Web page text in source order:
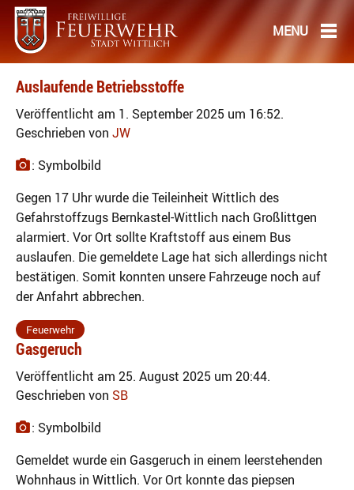
Auslaufende Betriebsstoffe
Veröffentlicht am 1. September 2025 um 16:52.
Geschrieben von JW
: Symbolbild
Gegen 17 Uhr wurde die Teileinheit Wittlich des
Gefahrstoffzugs Bernkastel-Wittlich nach Großlittgen
alarmiert. Vor Ort sollte Kraftstoff aus einem Bus
auslaufen. Die gemeldete Lage hat sich allerdings nicht
bestätigen. Somit konnten unsere Fahrzeuge noch auf
der Anfahrt abbrechen.
Feuerwehr
Gasgeruch
Veröffentlicht am 25. August 2025 um 20:44.
Geschrieben von SB
: Symbolbild
Gemeldet wurde ein Gasgeruch in einem leerstehenden
Wohnhaus in Wittlich. Vor Ort konnte das piepsen